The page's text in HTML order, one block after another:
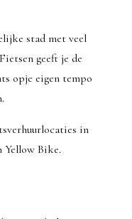
stad met veel
geeft je de
opje eigen tempo
in
Yellow Bike.